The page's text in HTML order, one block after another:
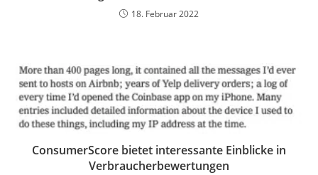
18. Februar 2022
ConsumerScore bietet interessante Einblicke in
Verbraucherbewertungen